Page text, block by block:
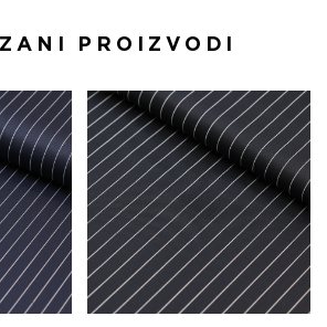
PROIZVODI